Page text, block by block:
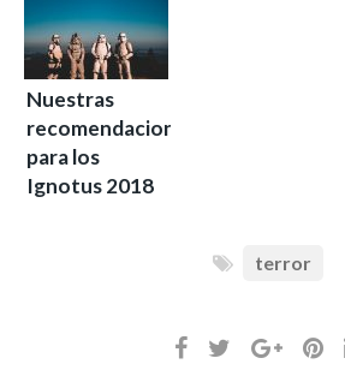
Nuestras
recomendaciones
para los
Ignotus 2018
terror